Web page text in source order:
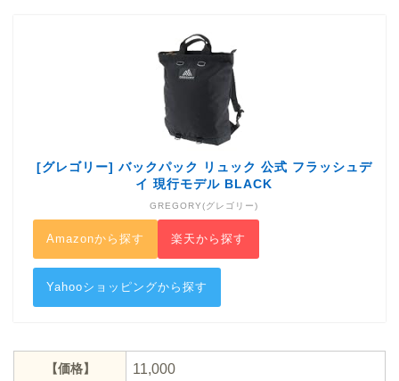
[グレゴリー] バックパック リュック 公式 フラッシュデ
イ 現行モデル BLACK
GREGORY(グレゴリー)
Amazonから探す 楽天から探す
Yahooショッピングから探す
【価格】 11,000